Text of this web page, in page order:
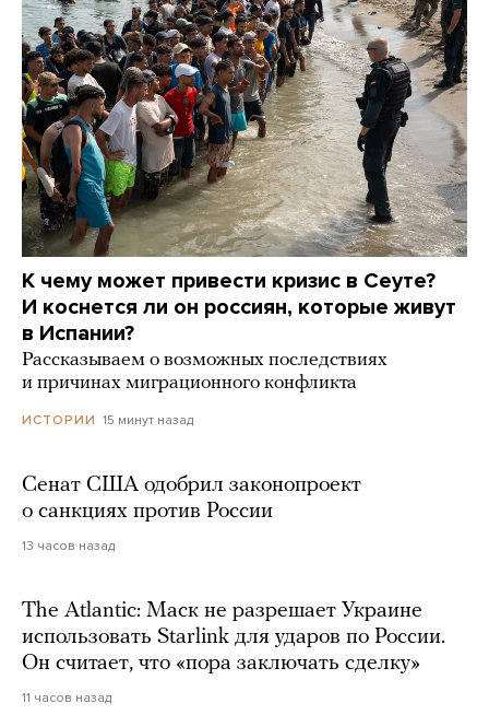
К чему может привести кризис в Сеуте?
И коснется ли он россиян, которые живут
в Испании?
Рассказываем о возможных последствиях
и причинах миграционного конфликта
ИСТОРИИ 15 минут назад
Сенат США одобрил законопроект
о санкциях против России
13 часов назад
The Atlantic: Маск не разрешает Украине
использовать Starlink для ударов по России.
Он считает, что «пора заключать сделку»
11 часов назад